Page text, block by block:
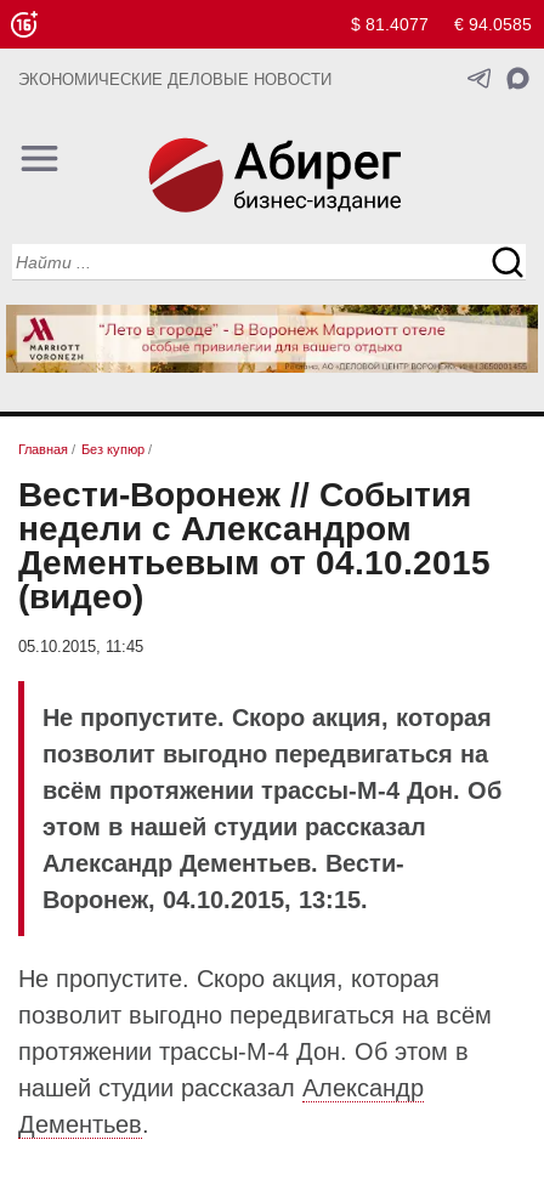
$ 81.4077 € 94.0585
ЭКОНОМИЧЕСКИЕ ДЕЛОВЫЕ НОВОСТИ
Главная / Без купюр /
Вести-Воронеж // События
недели с Александром
Дементьевым от 04.10.2015
(видео)
05.10.2015, 11:45
Не пропустите. Скоро акция, которая
позволит выгодно передвигаться на
всём протяжении трассы-М-4 Дон. Об
этом в нашей студии рассказал
Александр Дементьев. Вести-
Воронеж, 04.10.2015, 13:15.
Не пропустите. Скоро акция, которая
позволит выгодно передвигаться на всём
протяжении трассы-М-4 Дон. Об этом в
нашей студии рассказал Александр
Дементьев.